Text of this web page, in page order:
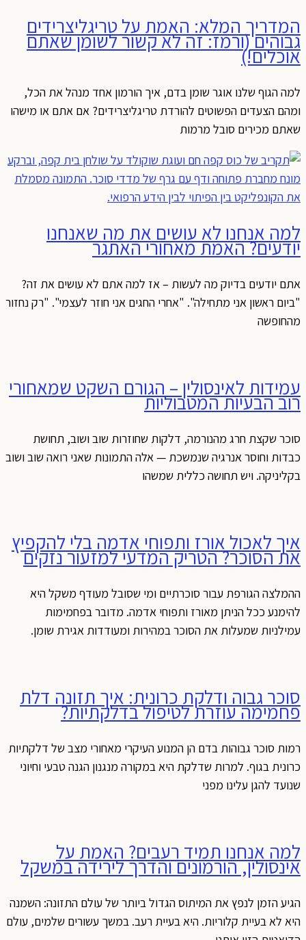
המדריך המלא: האמת על טריגליצרידים
גבוהים (ורמז: זה לא קשור לשומן שאתם
אוכלים!)
למה הגוף שלנו אוגר שומן בדם, איך הורמון אחד מנהל את הכל,
ומהם הצעדים הפשוטים להורדת טריגליצרידים? אם אתם או מישהו
שאתם מכירים סובל מרמות
למה אנחנו לא עושים את מה שאנחנו
יודעים? האמת מאחורי האתגר
אתם יודעים בדיוק מה לעשות – אז למה אתם לא עושים את זה?
"ביום ראשון אני מתחילה". "אחרי החגים אני חוזר לעצמי". "רק נחזור
מהחופשה
עמידות לאינסולין – הגורם השקט שמאחורי
רוב הבעיות המטבוליות
סוכר שקצת חרג מהנורמה, דלקות שחוזרות שוב ושוב, תחושת
כבדות וחוסר אנרגיה שנמשכת — אלה התמונות שאני רואה שוב ושוב
בקליניקה. ויש תחושה כללית שמשהו
איך לאכול אורז ותפוחי אדמה בלי להקפיץ
את הסוכר? הטריק המדעי למזעור נזקים
ההמלצה הגורפת עבור סוכרתיים ומי שסובל מעודף משקל היא
להימנע ככל הניתן מאורז ותפוחי אדמה. מדובר בפחמימות
עמילניות שמעלות את הסוכר במהירות ומעודדות אגירת שומן.
סוכר גבוה ודלקת כרונית: איך תזונה דלת
פחמימה עוזרת לטיפול בדלקתיות?
רמות סוכר גבוהות בדם הן המנוע העיקרי מאחורי מצב של דלקתיות
כרונית בגוף. למרות שדלקת היא במקורה מנגנון הגנה טבעי וחיוני
שנועד להגן עלינו מפני
למה אנחנו תמיד רעבים? האמת על
אינסולין, הורמונים והדרך לירידה במשקל
הגיע הזמן לנפץ את המיתוס הגדול ביותר של עולם התזונה: השמנה
היא לא בעיית קלוריות. היא בעיית רעב. במשך עשורים שלמים, עולם